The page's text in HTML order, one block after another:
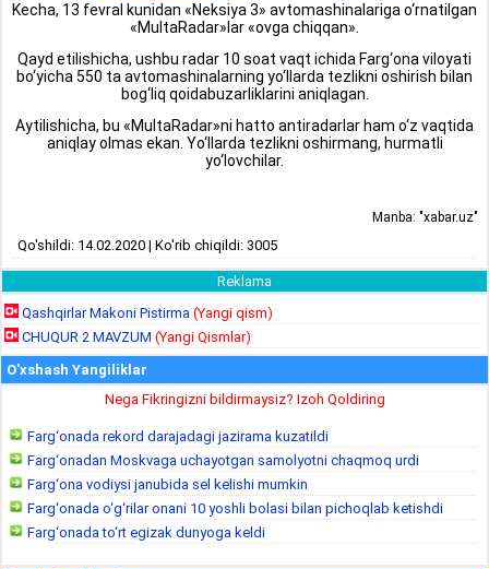
Kecha, 13 fevral kunidan «Neksiya 3» avtomashinalariga o‘rnatilgan
«MultaRadar»lar «ovga chiqqan».
Qayd etilishicha, ushbu radar 10 soat vaqt ichida Farg‘ona viloyati
bo‘yicha 550 ta avtomashinalarning yo‘llarda tezlikni oshirish bilan
bog‘liq qoidabuzarliklarini aniqlagan.
Aytilishicha, bu «MultaRadar»ni hatto antiradarlar ham o‘z vaqtida
aniqlay olmas ekan. Yo‘llarda tezlikni oshirmang, hurmatli
yo‘lovchilar.
Manba: "xabar.uz"
Qo'shildi: 14.02.2020 | Ko'rib chiqildi: 3005
Reklama
Qashqirlar Makoni Pistirma (Yangi qism)
CHUQUR 2 MAVZUM (Yangi Qismlar)
O'xshash Yangiliklar
Nega Fikringizni bildirmaysiz? Izoh Qoldiring
Farg‘onada rekord darajadagi jazirama kuzatildi
Farg‘onadan Moskvaga uchayotgan samolyotni chaqmoq urdi
Farg‘ona vodiysi janubida sel kelishi mumkin
Farg‘onada o‘g‘rilar onani 10 yoshli bolasi bilan pichoqlab ketishdi
Farg‘onada to‘rt egizak dunyoga keldi